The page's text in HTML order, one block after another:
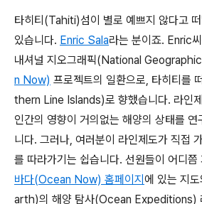
타히티(Tahiti)섬이 별로 예쁘지 않다고
있습니다. Enric Sala라는 분이죠. Enric
내셔널 지오그래픽(National
n Now) 프로젝트의 일환으로, 타히티를
thern Line Islands)로 향했습니다. 라인
인간의 영향이 거의없는 해양의 상태를 연
니다. 그러나, 여러분이 라인제도가 직접
를 따라가기는 쉽습니다. 선원들이 어디쯤
바다(Ocean Now) 홈페이지 에 있는 지
arth)의 해양 탐사(Ocean Expeditions)